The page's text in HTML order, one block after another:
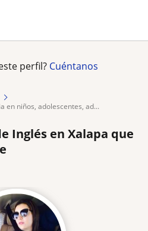
perfil? Cuéntanos
en niños, adolescentes, ad...
Inglés en Xalapa que